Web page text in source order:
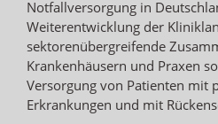
Notfallversorgung in
Weiterentwicklung der
sektorenübergreifende
Krankenhäusern und Praxen
Versorgung von Patienten mit
Erkrankungen und mit